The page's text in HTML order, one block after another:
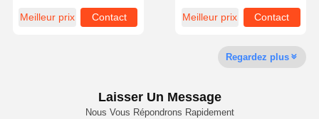
Contrôle De
Contact Tous Les Cas
Boîte d'emballage alimentaire
Meilleur prix
Contact
Meilleur prix
Contact
Regardez plus
Laisser Un Message
Nous Vous Répondrons Rapidement